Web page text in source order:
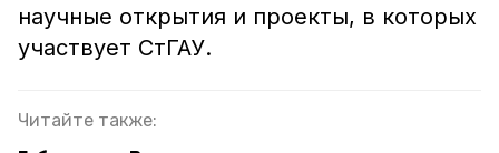
научные открытия и проекты, в которых
участвует СтГАУ.
Читайте также: